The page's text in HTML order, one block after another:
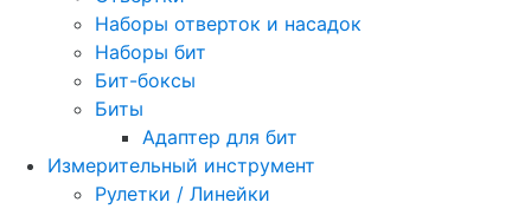
Наборы отверток и насадок
Наборы бит
Бит-боксы
Биты
Адаптер для бит
Измерительный инструмент
Рулетки / Линейки